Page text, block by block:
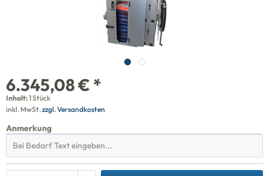
6.345,08 € *
Inhalt:1 Stück
inkl. MwSt.zzgl. Versandkosten
Anmerkung